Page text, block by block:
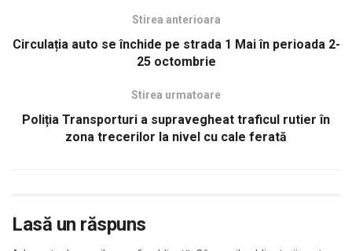
Stirea anterioara
Circulația auto se închide pe strada 1 Mai în perioada 2-
25 octombrie
Stirea urmatoare
Poliția Transporturi a supravegheat traficul rutier în
zona trecerilor la nivel cu cale ferată
Lasă un răspuns